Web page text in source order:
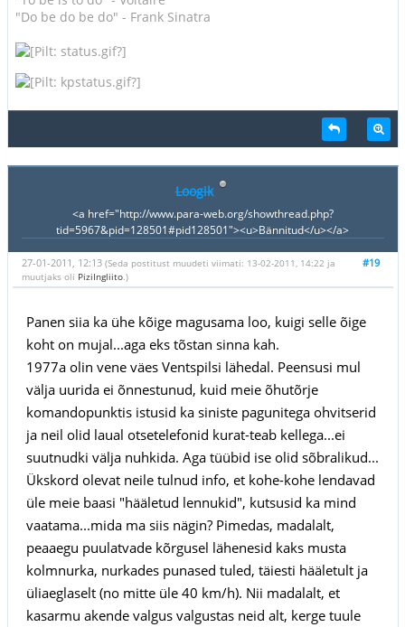
"Do be do be do" - Frank Sinatra
Loogik
<a href="http://www.para-web.org/showthread.php?
tid=5967&pid=128501#pid128501"><u>Bännitud</u></a>
#19
27-01-2011, 12:13 (Seda postitust muudeti viimati: 13-02-2011, 14:22 ja
muutjaks oli PiziIngliito.)
Panen siia ka ühe kõige magusama loo, kuigi selle õige
koht on mujal...aga eks tõstan sinna kah.
1977a olin vene väes Ventspilsi lähedal. Peensusi mul
välja uurida ei õnnestunud, kuid meie õhutõrje
komandopunktis istusid ka siniste pagunitega ohvitserid
ja neil olid laual otsetelefonid kurat-teab kellega...ei
suutnudki välja nuhkida. Aga tüübid ise olid sõbralikud...
Ükskord olevat neile tulnud info, et kohe-kohe lendavad
üle meie baasi "hääletud lennukid", kutsusid ka mind
vaatama...mida ma siis nägin? Pimedas, madalalt,
peaaegu puulatvade kõrgusel lähenesid kaks musta
kolmnurka, nurkades punased tuled, täiesti hääletult ja
üliaeglaselt (no mitte üle 40 km/h). Nii madalalt, et
kasarmu akende valgus valgustas neid alt, kerge tuule